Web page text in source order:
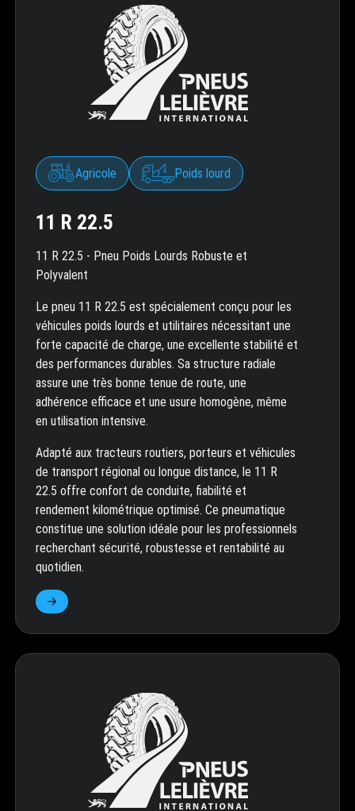
Agricole Poids lourd
11 R 22.5
11 R 22.5 - Pneu Poids Lourds Robuste et
Polyvalent
Le pneu 11 R 22.5 est spécialement conçu pour les
véhicules poids lourds et utilitaires nécessitant une
forte capacité de charge, une excellente stabilité et
des performances durables. Sa structure radiale
assure une très bonne tenue de route, une
adhérence efficace et une usure homogène, même
en utilisation intensive.
Adapté aux tracteurs routiers, porteurs et véhicules
de transport régional ou longue distance, le 11 R
22.5 offre confort de conduite, fiabilité et
rendement kilométrique optimisé. Ce pneumatique
constitue une solution idéale pour les professionnels
recherchant sécurité, robustesse et rentabilité au
quotidien.